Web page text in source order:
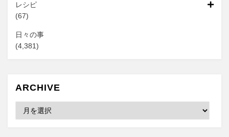
レシピ
(67)
日々の事
(4,381)
ARCHIVE
Archive